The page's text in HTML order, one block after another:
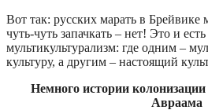
Вот так: русских марать в
чуть-чуть запачкать – нет! Это и
мультикультурализм: где одним –
культуру, а другим – настоящий
Немного истории
Авраама